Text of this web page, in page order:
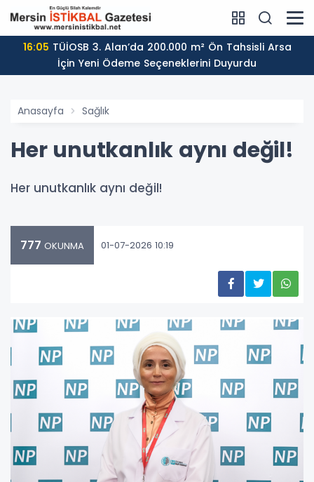
16:05
İçin Yeni Ödeme Seçeneklerini Duyurdu
Anasayfa Sağlık
Her unutkanlık aynı değil!
Her unutkanlık aynı değil!
777 OKUNMA 01-07-2026 10:19